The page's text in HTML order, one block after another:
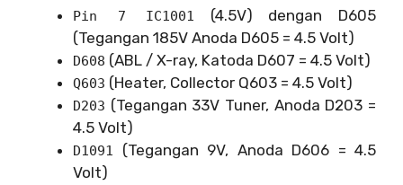
Pin 7 IC1001
(4.5V) dengan D605
(Tegangan 185V Anoda D605 = 4.5 Volt)
D608 (ABL / X-ray, Katoda D607 = 4.5 Volt)
Q603 (Heater, Collector Q603 = 4.5 Volt)
D203 (Tegangan 33V Tuner, Anoda D203 =
4.5 Volt)
D1091
(Tegangan 9V, Anoda D606 = 4.5
Volt)